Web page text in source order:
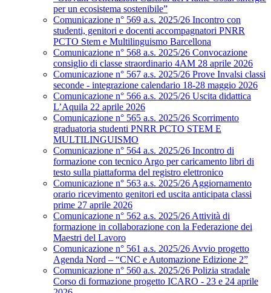
per un ecosistema sostenibile”
Comunicazione n° 569 a.s. 2025/26 Incontro con
studenti, genitori e docenti accompagnatori PNRR
PCTO Stem e Multilinguismo Barcellona
Comunicazione n° 568 a.s. 2025/26 Convocazione
consiglio di classe straordinario 4AM 28 aprile 2026
Comunicazione n° 567 a.s. 2025/26 Prove Invalsi classi
seconde - integrazione calendario 18-28 maggio 2026
Comunicazione n° 566 a.s. 2025/26 Uscita didattica
L’Aquila 22 aprile 2026
Comunicazione n° 565 a.s. 2025/26 Scorrimento
graduatoria studenti PNRR PCTO STEM E
MULTILINGUISMO
Comunicazione n° 564 a.s. 2025/26 Incontro di
formazione con tecnico Argo per caricamento libri di
testo sulla piattaforma del registro elettronico
Comunicazione n° 563 a.s. 2025/26 Aggiornamento
orario ricevimento genitori ed uscita anticipata classi
prime 27 aprile 2026
Comunicazione n° 562 a.s. 2025/26 Attività di
formazione in collaborazione con la Federazione dei
Maestri del Lavoro
Comunicazione n° 561 a.s. 2025/26 Avvio progetto
Agenda Nord – “CNC e Automazione Edizione 2”
Comunicazione n° 560 a.s. 2025/26 Polizia stradale
Corso di formazione progetto ICARO - 23 e 24 aprile